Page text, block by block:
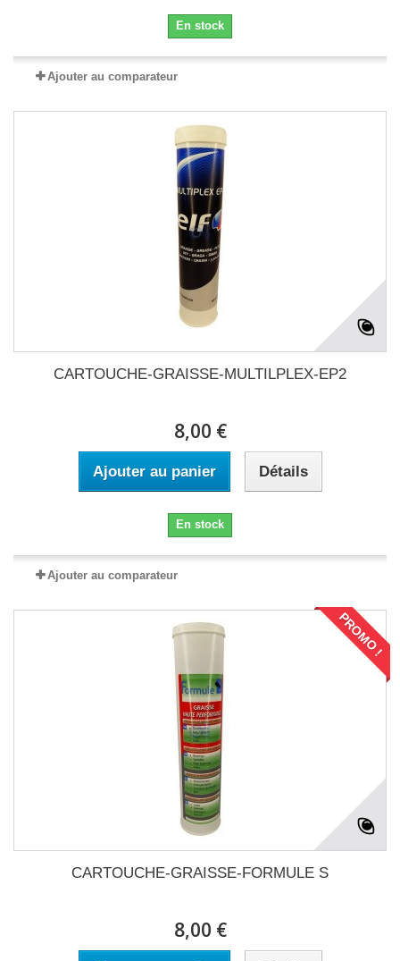
En stock
Ajouter au comparateur
CARTOUCHE-GRAISSE-MULTILPLEX-EP2
8,00 €
Ajouter au panier Détails
En stock
Ajouter au comparateur
PROMO !
CARTOUCHE-GRAISSE-FORMULE S
8,00 €